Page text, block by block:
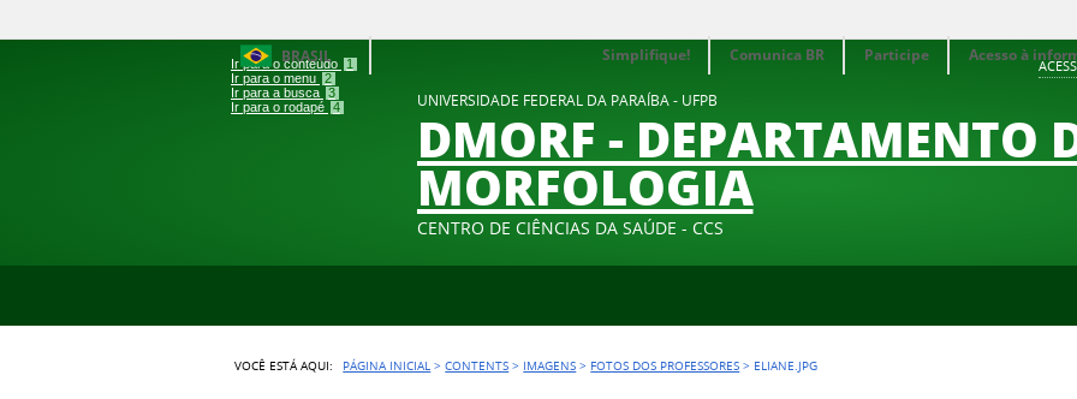
Ir para o conteúdo
1
Ir para o menu 2
Ir para a busca 3
Ir para o rodapé 4
BRASIL Simplifique! Comunica BR Participe Acesso à
UNIVERSIDADE FEDERAL DA PARAÍBA - UFPB
DMORF - DEPARTAMENTO
MORFOLOGIA
CENTRO DE CIÊNCIAS DA SAÚDE - CCS
VOCÊ ESTÁ AQUI: PÁGINA INICIAL >CONTENTS > IMAGENS > FOTOS DOS PROFESSORES > ELIANE.JPG